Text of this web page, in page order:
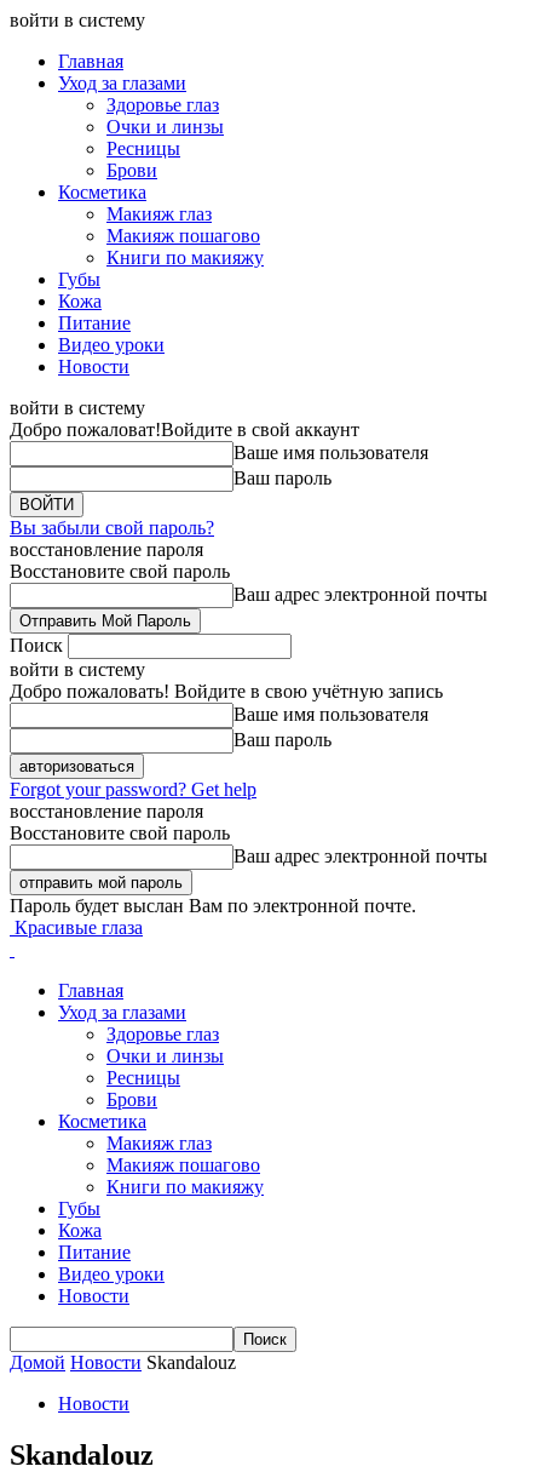
войти в систему
Главная
Уход за глазами
Здоровье глаз
Очки и линзы
Ресницы
Брови
Косметика
Макияж глаз
Макияж пошагово
Книги по макияжу
Губы
Кожа
Питание
Видео уроки
Новости
войти в систему
Добро пожаловат!Войдите в свой аккаунт
Ваше имя пользователя
Ваш пароль
Вы забыли свой пароль?
восстановление пароля
Восстановите свой пароль
Ваш адрес электронной почты
Поиск
войти в систему
Добро пожаловать! Войдите в свою учётную запись
Ваше имя пользователя
Ваш пароль
Forgot your password? Get help
восстановление пароля
Восстановите свой пароль
Ваш адрес электронной почты
Пароль будет выслан Вам по электронной почте.
Красивые глаза
Главная
Уход за глазами
Здоровье глаз
Очки и линзы
Ресницы
Брови
Косметика
Макияж глаз
Макияж пошагово
Книги по макияжу
Губы
Кожа
Питание
Видео уроки
Новости
Домой Новости Skandalouz
Новости
Skandalouz